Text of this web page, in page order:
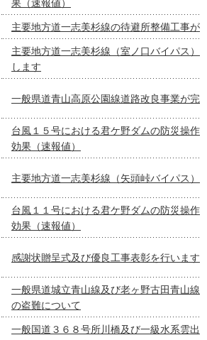
果（速報値）
主要地方道一志美杉線の待避所整備工事が
主要地方道一志美杉線（室ノ口バイパス）
します
一般県道青山高原公園線道路改良事業が完
台風１５号における君ケ野ダムの防災操作
効果（速報値）
主要地方道一志美杉線（矢頭峠バイパス）
台風１１号における君ケ野ダムの防災操作
効果（速報値）
感謝状贈呈式及び優良工事表彰を行います
一般県道城立青山線及び老ヶ野古田青山線
の盗難について
一般国道３６８号所川橋及び一級水系雲出